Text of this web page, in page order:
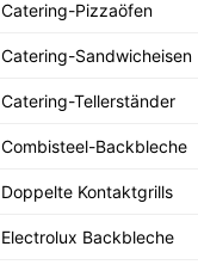
Catering-Pizzaöfen
Catering-Sandwicheisen
Catering-Tellerständer
Combisteel-Backbleche
Doppelte Kontaktgrills
Electrolux Backbleche